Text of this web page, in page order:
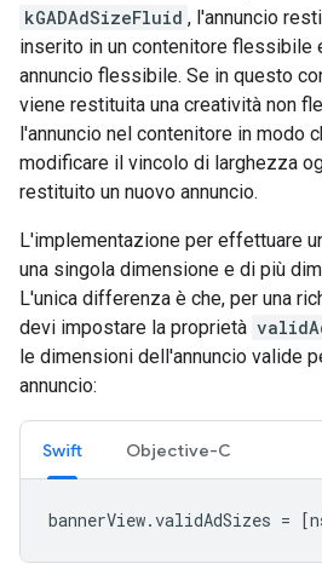
kGADAdSizeFluid , l'annuncio
inserito in un contenitore flessibile
annuncio flessibile. Se in questo
viene restituita una creatività non
l'annuncio nel contenitore in modo
modificare il vincolo di larghezza
restituito un nuovo annuncio.
L'implementazione per effettuare
una singola dimensione e di più
L'unica differenza è che, per una
devi impostare la proprietà
le dimensioni dell'annuncio valide
annuncio:
Swift Objective-C
bannerView.validAdSizes = [